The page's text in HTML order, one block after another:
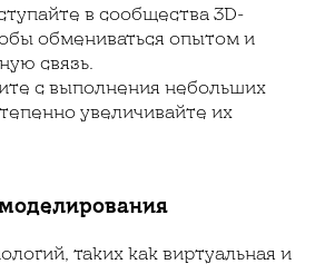
в сообщества 3D-
обмениваться опытом и
связь.
с выполнения небольших
увеличивайте их
таких как виртуальная и